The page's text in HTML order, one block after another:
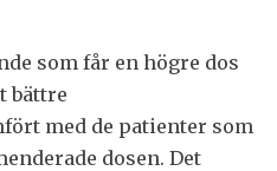
som får en högre dos
bättre
med de patienter som
dosen. Det